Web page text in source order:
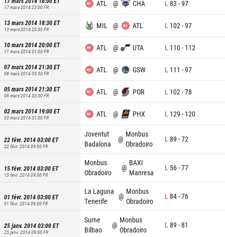
17 mars 2014 23:00FR ATL @ CHA L 83 -97
13 mars 2014 18:30ET
13 mars 2014 23:30FR MIL @ ATL L 102 -97
10 mars 2014 20:00ET
11 mars 2014 01:00FR ATL @ UTA L 110- 112
07 mars 2014 21:30ET
08 mars 2014 03:30FR ATL @ GSW L 111 -97
05 mars 2014 21:30ET
06 mars 2014 03:30FR ATL @ POR L 102 -78
02 mars 2014 19:00ET
03 mars 2014 01:00FR ATL @ PHX L 129 - 120
22 févr. 2014 03:00ET
22 févr. 2014 09:00FR
Joventut
Badalona
@
Monbus
Obradoiro
L89 -72
15 févr. 2014 03:00ET
15 févr. 2014 09:00FR
Monbus
Obradoiro
@
BAXI
Manresa
L 56-77
01 févr. 2014 03:00ET
01 févr. 2014 09:00FR
La Laguna
Tenerife
@
Monbus
Obradoiro
L84-76
25 janv. 2014 03:00ET
25 janv. 2014 09:00FR
Surne
Bilbao
@
Monbus
Obradoiro
L89 -81